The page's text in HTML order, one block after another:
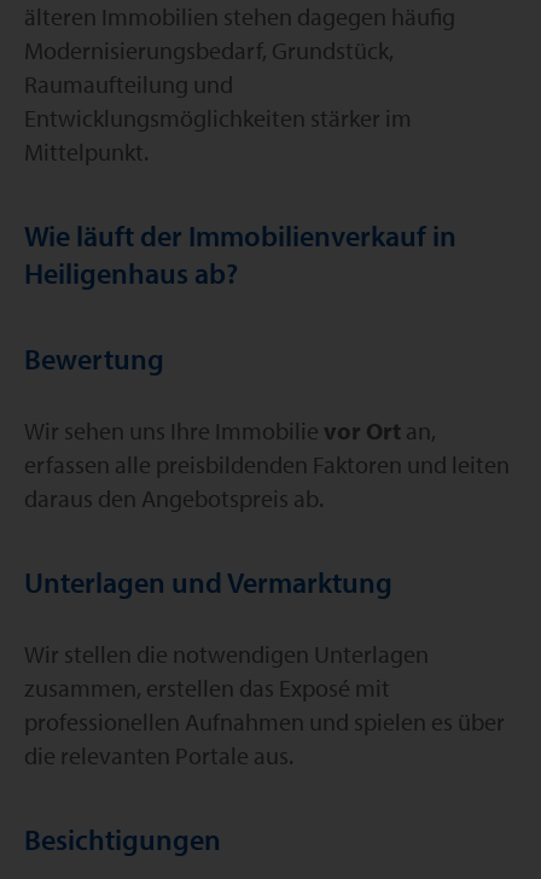
älteren Immobilien stehen dagegen häufig
Modernisierungsbedarf, Grundstück,
Raumaufteilung und
Entwicklungsmöglichkeiten stärker im
Mittelpunkt.
Wie läuft der Immobilienverkauf in
Heiligenhaus ab?
Bewertung
Wir sehen uns Ihre Immobilie vor Ort an,
erfassen alle preisbildenden Faktoren und leiten
daraus den Angebotspreis ab.
Unterlagen und Vermarktung
Wir stellen die notwendigen Unterlagen
zusammen, erstellen das Exposé mit
professionellen Aufnahmen und spielen es über
die relevanten Portale aus.
Besichtigungen